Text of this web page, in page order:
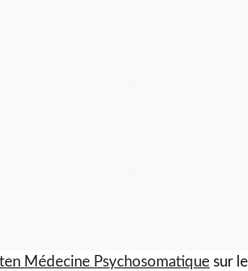
Médecine Psychosomatique sur le